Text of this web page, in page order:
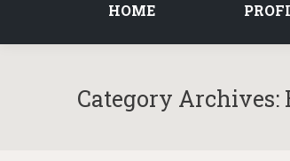
HOME
Category Archives: